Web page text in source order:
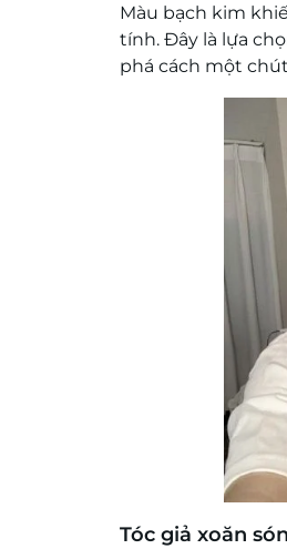
Màu bạch kim
tính. Đây là lựa
phá cách một
Tóc giả xoăn